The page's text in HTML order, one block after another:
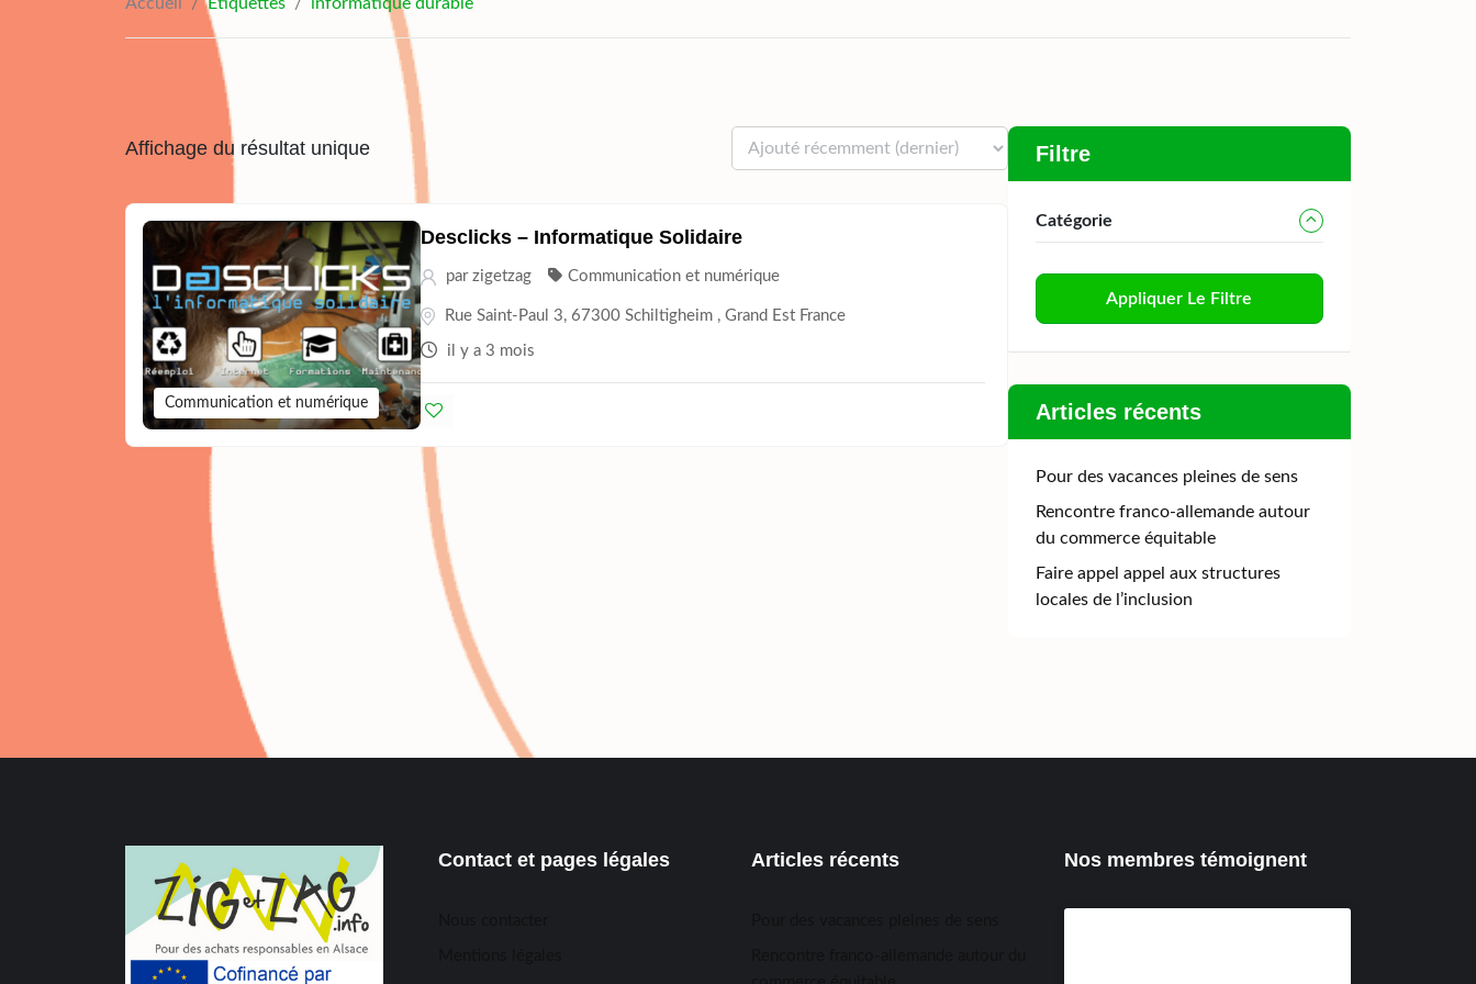
Affichage du résultat unique
Communication et numérique
Desclicks – Informatique Solidaire
par zigetzag Communication et numérique
Rue Saint-Paul 3, 67300 Schiltigheim , Grand Est France
il y a 3 mois
Filtre
Catégorie
Appliquer Le Filtre
Articles récents
Pour des vacances pleines de sens
Rencontre franco-allemande autour
du commerce équitable
Faire appel appel aux structures
locales de l’inclusion
Contact et pages légales Articles récents Nos membres témoignent